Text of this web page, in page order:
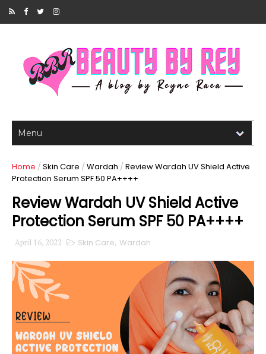
Home / Skin Care / Wardah / Review Wardah UV Shield Active
Protection Serum SPF 50 PA++++
Review Wardah UV Shield Active
Protection Serum SPF 50 PA++++
April 16, 2022 Skin Care, Wardah